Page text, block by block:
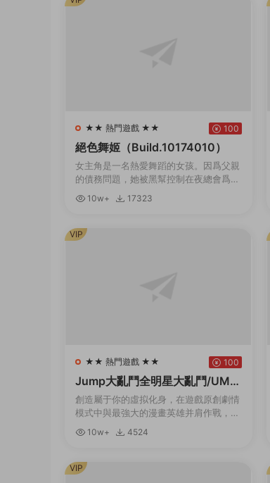
★★ 熱門遊戲 ★★ 100
絕色舞姬（Build.10174010）
女主角是一名熱愛舞蹈的女孩。因爲父親
的債務問題，她被黑幫控制在夜總會爲客
幫頭目會将她用繩索捆綁起來。玩家需要
10w+ 17323
★★ 熱門遊戲 ★★ 100
Jump大亂鬥全明星大亂鬥/UMP
FORCE（v3.02終極版）
創造屬于你的虛拟化身，在遊戲原創劇情
模式中與最強大的漫畫英雄并肩作戰，或
是前去聯機大廳挑戰其他玩家，并且發掘
各種玩法。 名稱: JUMP FORCE類型: 動
10w+ 4524
VIP
VIP